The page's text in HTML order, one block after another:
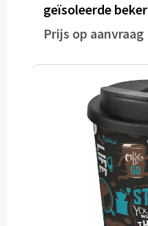
geïsoleerde beker
Prijs op aanvraag